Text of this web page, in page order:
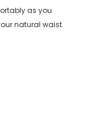
as you
natural waist.